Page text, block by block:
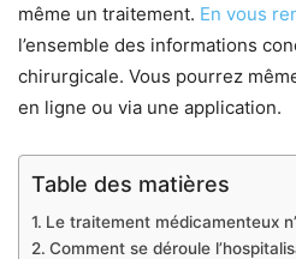
même un traitement. En vous
l’ensemble des informations
chirurgicale. Vous pourrez
en ligne ou via une application.
Table des matières
Le traitement médicamenteux
Comment se déroule